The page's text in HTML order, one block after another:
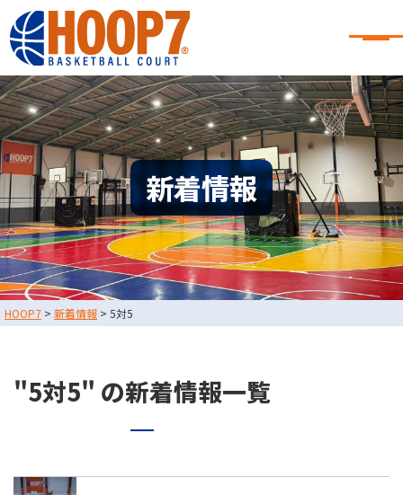
大阪・東大阪・堺のバスケコートレンタル｜HOOP7
大阪・東大阪・堺のバスケコート
レンタル｜HOOP7
HOME
初めての方へ
東大阪店
堺店
大会・イベント情報
HOOPERSスクール
バスケ×BBQ
お知らせ
スタッフブログ
お問い合わせ
利用規約
運営会社情報
採用情報
TEL. 0729-65-6060
コート利用予約
新着情報
HOOP7 > 新着情報 > 5対5
"5対5" の新着情報一覧